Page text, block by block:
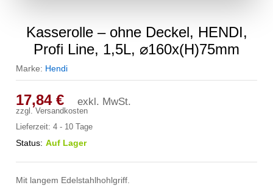
Kasserolle – ohne Deckel, HENDI,
Profi Line, 1,5L, ⌀160x(H)75mm
Marke: Hendi
17,84€ exkl. MwSt.
zzgl.Versandkosten
Lieferzeit:4 - 10 Tage
Status: Auf Lager
Mit langem Edelstahlhohlgriff.